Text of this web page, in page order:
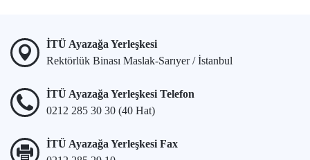
İTÜ Ayazağa Yerleşkesi
Rektörlük Binası Maslak-Sarıyer / İstanbul
İTÜ Ayazağa Yerleşkesi Telefon
0212 285 30 30 (40 Hat)
İTÜ Ayazağa Yerleşkesi Fax